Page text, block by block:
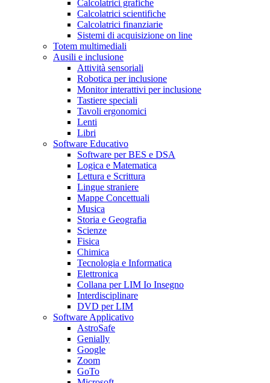
Calcolatrici grafiche
Calcolatrici scientifiche
Calcolatrici finanziarie
Sistemi di acquisizione on line
Totem multimediali
Ausili e inclusione
Attività sensoriali
Robotica per inclusione
Monitor interattivi per inclusione
Tastiere speciali
Tavoli ergonomici
Lenti
Libri
Software Educativo
Software per BES e DSA
Logica e Matematica
Lettura e Scrittura
Lingue straniere
Mappe Concettuali
Musica
Storia e Geografia
Scienze
Fisica
Chimica
Tecnologia e Informatica
Elettronica
Collana per LIM Io Insegno
Interdisciplinare
DVD per LIM
Software Applicativo
AstroSafe
Genially
Google
Zoom
GoTo